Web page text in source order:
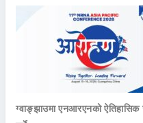
ग्वाङ्झाउमा एनआरएनको